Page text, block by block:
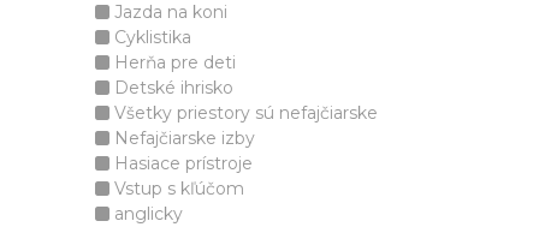
Jazda na koni
Cyklistika
Herňa pre deti
Detské ihrisko
Všetky priestory sú nefajčiarske
Nefajčiarske izby
Hasiace prístroje
Vstup s kľúčom
anglicky